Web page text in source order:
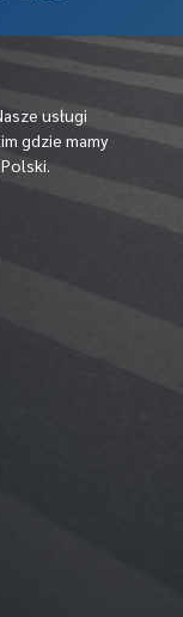
usługi
gdzie mamy